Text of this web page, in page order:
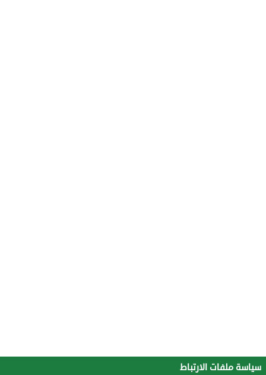
سياسة ملفات الارتباط